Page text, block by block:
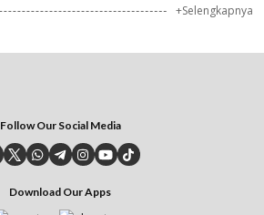
+Selengkapnya
Follow Our Social Media
Download Our Apps